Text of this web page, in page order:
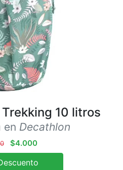
10 litros
en Decathlon
$4.000